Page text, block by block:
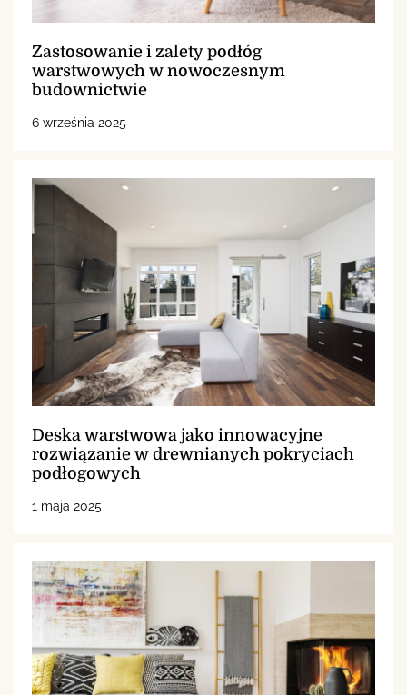
Zastosowanie i zalety podłóg
warstwowych w nowoczesnym
budownictwie
6 września 2025
Deska warstwowa jako innowacyjne
rozwiązanie w drewnianych pokryciach
podłogowych
1 maja 2025